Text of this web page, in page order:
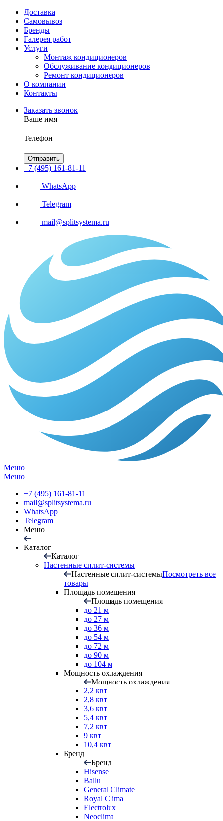
Доставка
Самовывоз
Бренды
Галерея работ
Услуги
Монтаж кондиционеров
Обслуживание кондиционеров
Ремонт кондиционеров
О компании
Контакты
Заказать звонок
Ваше имя
Телефон
Отправить
+7 (495) 161-81-11
WhatsApp
Telegram
mail@splitsystema.ru
Меню
Меню
+7 (495) 161-81-11
mail@splitsystema.ru
WhatsApp
Telegram
Меню
Каталог
Каталог
Настенные сплит-системы
Настенные сплит-системыПосмотреть все
товары
Площадь помещения
Площадь помещения
до 21 м
до 27 м
до 36 м
до 54 м
до 72 м
до 90 м
до 104 м
Мощность охлаждения
Мощность охлаждения
2,2 квт
2,8 квт
3,6 квт
5,4 квт
7,2 квт
9 квт
10,4 квт
Бренд
Бренд
Hisense
Ballu
General Climate
Royal Clima
Electrolux
Neoclima